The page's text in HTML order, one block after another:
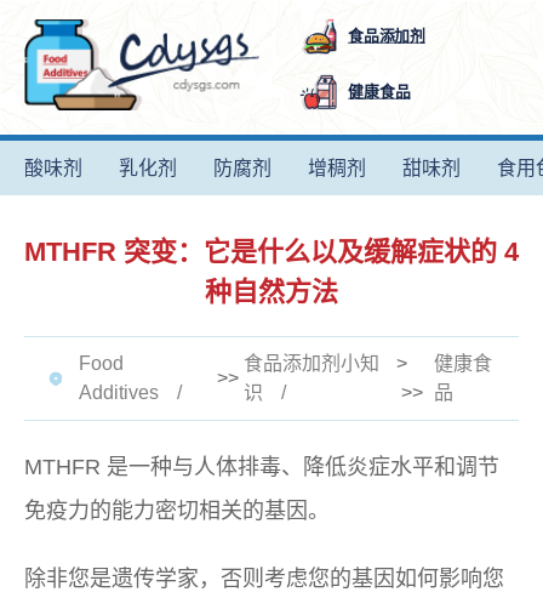
食品添加剂
健康食品
酸味剂 乳化剂 防腐剂 增稠剂 甜味剂 食用
MTHFR 突变：它是什么以及缓解症状的 4
种自然方法
Food
Additives
>>
食品添加剂小知
识
>
>>
健康食
品
MTHFR 是一种与人体排毒、降低炎症水平和调节
免疫力的能力密切相关的基因。
除非您是遗传学家，否则考虑您的基因如何影响您